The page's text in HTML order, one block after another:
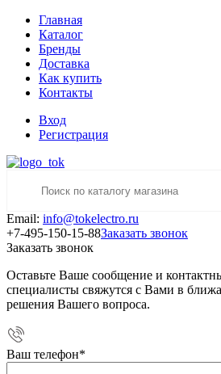
Главная
Каталог
Бренды
Доставка
Как купить
Контакты
Вход
Регистрация
Email: info@tokelectro.ru
+7-495-150-15-88Заказать звонок
Заказать звонок
Оставьте Ваше сообщение и
специалисты свяжутся с Вами в
решения Вашего вопроса.
Ваш телефон*